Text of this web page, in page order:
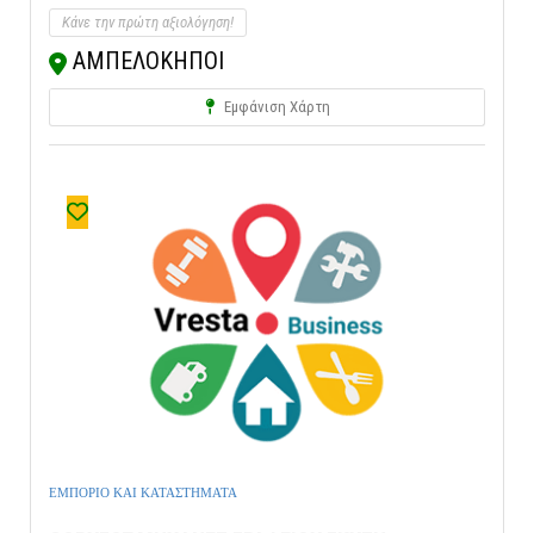
Κάνε την πρώτη αξιολόγηση!
ΑΜΠΕΛΟΚΗΠΟΙ
Εμφάνιση Χάρτη
ΕΜΠΟΡΙΟ ΚΑΙ ΚΑΤΑΣΤΗΜΑΤΑ